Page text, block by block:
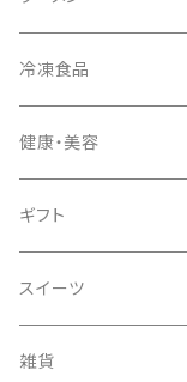
冷凍食品
健康・美容
ギフト
スイーツ
雑貨